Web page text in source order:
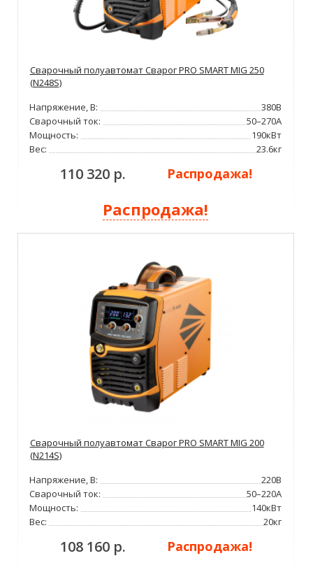
Сварочный полуавтомат Сварог PRO SMART MIG 250
(N248S)
Напряжение, В:
380В
Сварочный ток:
50–270А
Мощность:
190кВт
Вес:
23.6кг
110 320 р. Распродажа!
Распродажа!
Сварочный полуавтомат Сварог PRO SMART MIG 200
(N214S)
Напряжение, В:
220В
Сварочный ток:
50–220А
Мощность:
140кВт
Вес:
20кг
108 160 р. Распродажа!